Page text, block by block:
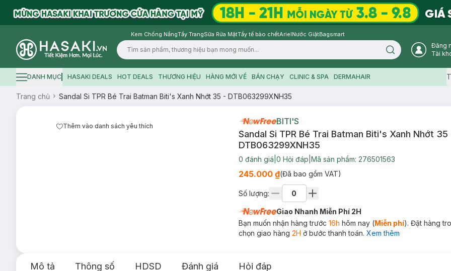
Kem Chống NắngTẩy TrangSữa Rửa MặtTẩy tế bào chếtArielNước GiặtBagsmart
Logo
Search icon
Đăng
Tài
Hamburger icon
DANH MỤC HASAKI DEALS HOT DEALS THƯƠNG HIỆU HÀNG MỚI VỀ BÁN CHẠY CLINIC & SPA DERMAHAIR
Trang chủ Sandal Si TPR Bé Trai Batman Biti's Xanh Nhớt 35 - DTB063299XNH35
Thêm vào danh sách yêu thích BITI'S
Sandal Si TPR Bé Trai Batman Biti's Xanh Nhớt 35
DTB063299XNH35
0 đánh giá 0 Hỏi đáp Mã sản phẩm: 276501563
245.000 ₫(Đã bao gồm VAT)
Số lượng:
Giao Nhanh Miễn Phí 2H
Bạn muốn nhận hàng trước 16h hôm nay (Miễn phí). Đặt hàng
chọn giao hàng 2H ở bước thanh toán. Xem thêm
Mô tả Thông số HDSD Đánh giá Hỏi đáp